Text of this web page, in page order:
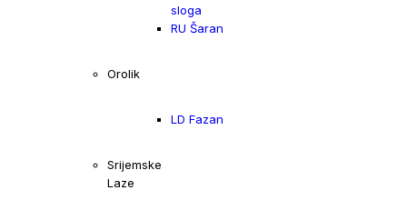
sloga
RU Šaran
Orolik
LD Fazan
Srijemske
Laze